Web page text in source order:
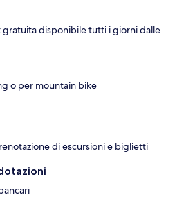
gratuita disponibile tutti i giorni dalle
o per mountain bike
di escursioni e biglietti